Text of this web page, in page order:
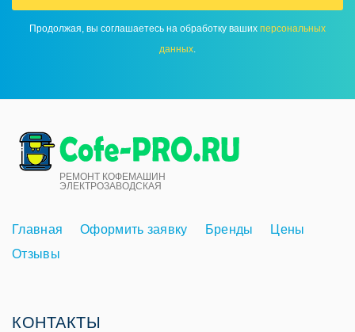
Продолжая, вы соглашаетесь на обработку ваших персональных
данных.
РЕМОНТ КОФЕМАШИН
ЭЛЕКТРОЗАВОДСКАЯ
Главная Оформить заявку Бренды
Цены
Отзывы
КОНТАКТЫ